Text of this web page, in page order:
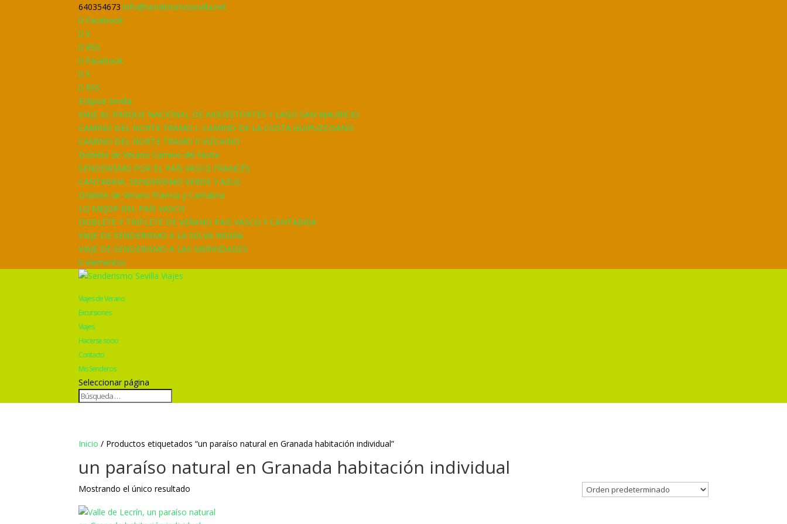
640354673 info@senderismosevilla.net
Facebook
X
RSS
Facebook
X
RSS
Eclipsia Sevilla
VIAJE AL PARQUE NACIONAL DE AIGÜESTORTES Y LAGO SAN MAURICIO
CAMINO DEL NORTE TRAMO I- CAMINO DE LA COSTA GUIPUZCOANO
CAMINO DEL NORTE TRAMO II VIZCAINO
Doblete de Verano Camino del Norte
SENDERISMO POR EL PAÍS VASCO FRANCÉS
CANTABRIA, SENDERISMO VERDE Y AZUL
Doblete de Verano Francia y Cantabria
LO MEJOR DEL PAÍS VASCO
DOBLETE Y TRIPLETE DE VERANO PAIS VASCO Y CANTABRIA
VIAJE DE SENDERISMO A LA SELVA NEGRA
VIAJE DE SENDERISMO A LAS MERINDADES
0 elementos
Viajes de Verano
Excursiones
Viajes
Hacerse socio
Contacto
Mis Senderos
Seleccionar página
Inicio / Productos etiquetados “un paraíso natural en Granada habitación individual”
un paraíso natural en Granada habitación individual
Mostrando el único resultado